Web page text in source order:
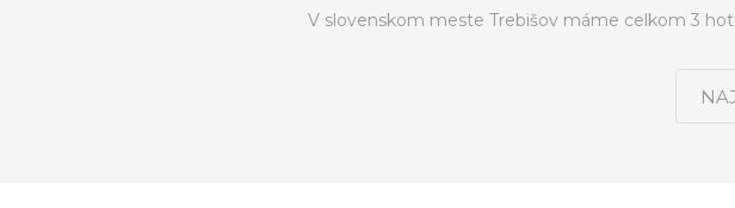
V slovenskom meste Trebišov máme celkom 3